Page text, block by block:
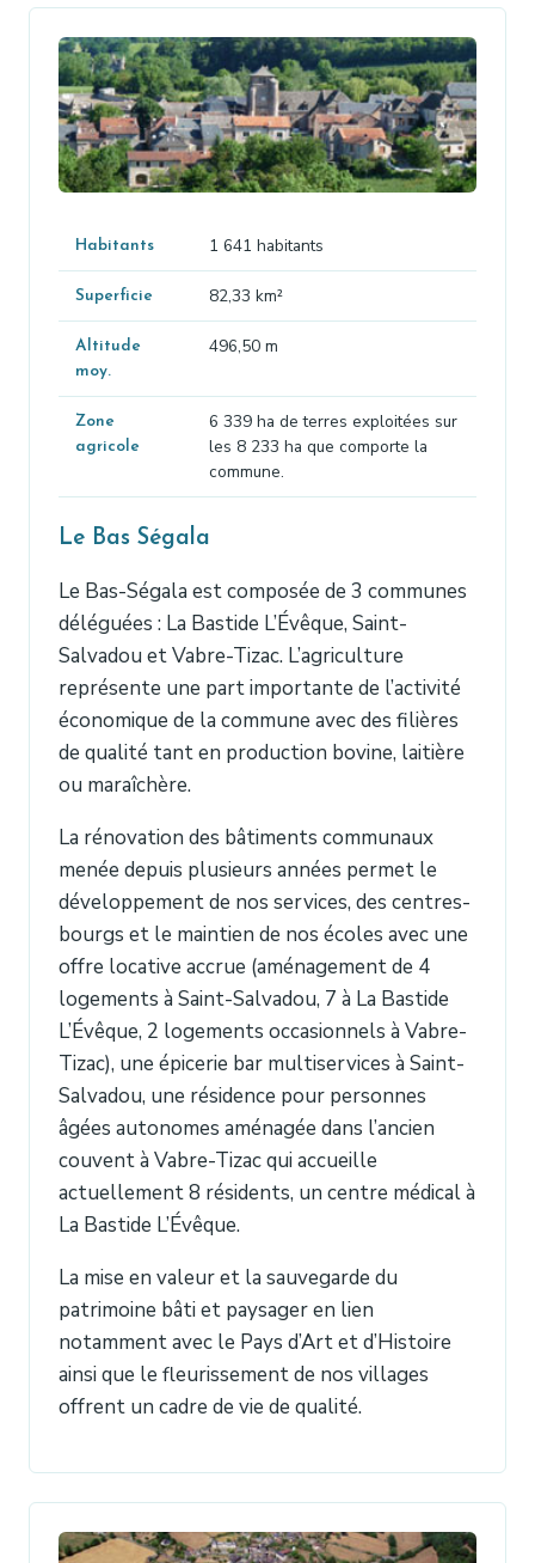
Habitants 1 641 habitants
Superficie 82,33 km²
Altitude
moy.
496,50 m
Zone
agricole
6 339 ha de terres exploitées sur
les 8 233 ha que comporte la
commune.
Le Bas Ségala
Le Bas-Ségala est composée de 3 communes
déléguées : La Bastide L’Évêque, Saint-
Salvadou et Vabre-Tizac. L’agriculture
représente une part importante de l’activité
économique de la commune avec des filières
de qualité tant en production bovine, laitière
ou maraîchère.
La rénovation des bâtiments communaux
menée depuis plusieurs années permet le
développement de nos services, des centres-
bourgs et le maintien de nos écoles avec une
offre locative accrue (aménagement de 4
logements à Saint-Salvadou, 7 à La Bastide
L’Évêque, 2 logements occasionnels à Vabre-
Tizac), une épicerie bar multiservices à Saint-
Salvadou, une résidence pour personnes
âgées autonomes aménagée dans l’ancien
couvent à Vabre-Tizac qui accueille
actuellement 8 résidents, un centre médical à
La Bastide L’Évêque.
La mise en valeur et la sauvegarde du
patrimoine bâti et paysager en lien
notamment avec le Pays d’Art et d’Histoire
ainsi que le fleurissement de nos villages
offrent un cadre de vie de qualité.